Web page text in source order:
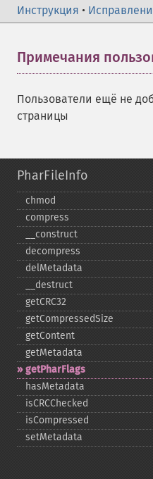
Инструкция •
Примечания
Пользователи ещё не
страницы
PharFileInfo
chmod
compress
_​_​construct
decompress
delMetadata
_​_​destruct
getCRC32
getCompressedSize
getContent
getMetadata
getPharFlags
hasMetadata
isCRCChecked
isCompressed
setMetadata